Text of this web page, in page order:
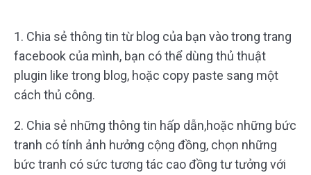
1. Chia sẻ thông tin từ blog của bạn vào trong trang
facebook của mình, bạn có thể dùng thủ thuật
plugin like trong blog, hoặc copy paste sang một
cách thủ công.
2. Chia sẻ những thông tin hấp dẫn,hoặc những bức
tranh có tính ảnh hưởng cộng đồng, chọn những
bức tranh có sức tương tác cao đồng tư tưởng với